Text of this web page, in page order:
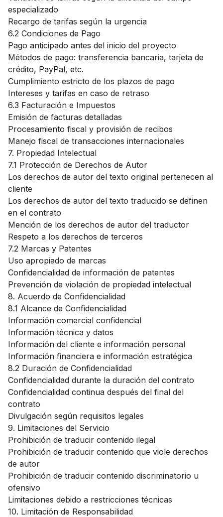
especializado
Recargo de tarifas según la urgencia
6.2 Condiciones de Pago
Pago anticipado antes del inicio del proyecto
Métodos de pago: transferencia bancaria, tarjeta de
crédito, PayPal, etc.
Cumplimiento estricto de los plazos de pago
Intereses y tarifas en caso de retraso
6.3 Facturación e Impuestos
Emisión de facturas detalladas
Procesamiento fiscal y provisión de recibos
Manejo fiscal de transacciones internacionales
7. Propiedad Intelectual
7.1 Protección de Derechos de Autor
Los derechos de autor del texto original pertenecen al
cliente
Los derechos de autor del texto traducido se definen
en el contrato
Mención de los derechos de autor del traductor
Respeto a los derechos de terceros
7.2 Marcas y Patentes
Uso apropiado de marcas
Confidencialidad de información de patentes
Prevención de violación de propiedad intelectual
8. Acuerdo de Confidencialidad
8.1 Alcance de Confidencialidad
Información comercial confidencial
Información técnica y datos
Información del cliente e información personal
Información financiera e información estratégica
8.2 Duración de Confidencialidad
Confidencialidad durante la duración del contrato
Confidencialidad continua después del final del
contrato
Divulgación según requisitos legales
9. Limitaciones del Servicio
Prohibición de traducir contenido ilegal
Prohibición de traducir contenido que viole derechos
de autor
Prohibición de traducir contenido discriminatorio u
ofensivo
Limitaciones debido a restricciones técnicas
10. Limitación de Responsabilidad